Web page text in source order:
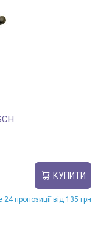
КУПИТИ
24 пропозиції від 135 грн